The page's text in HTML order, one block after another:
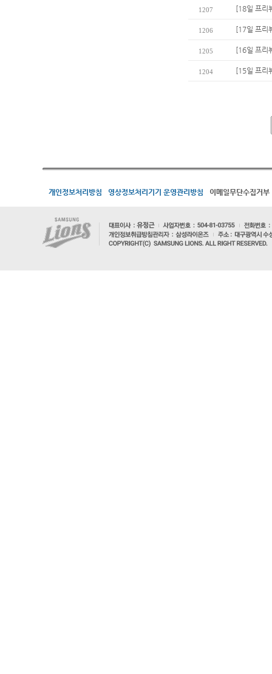
1207 [18일 프리
1206 [17일 프리
1205 [16일 프리
1204 [15일 프리
개인정보처리방침 영상정보처리기기 운영관리방침 이메일무단수집거부